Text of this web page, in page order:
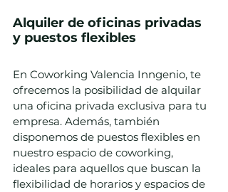
Alquiler de oficinas privadas
y puestos flexibles
En Coworking Valencia Inngenio, te
ofrecemos la posibilidad de alquilar
una oficina privada exclusiva para tu
empresa. Además, también
disponemos de puestos flexibles en
nuestro espacio de coworking,
ideales para aquellos que buscan la
flexibilidad de horarios y espacios de